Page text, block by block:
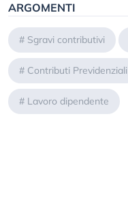
ARGOMENTI
# Sgravi contributivi
# Contributi Previdenziali
# Lavoro dipendente